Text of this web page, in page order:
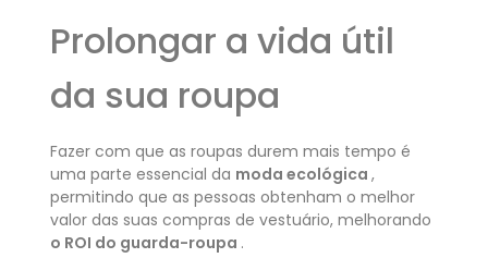
Prolongar a vida útil
da sua roupa
Fazer com que as roupas durem mais tempo é
uma parte essencial da moda ecológica ,
permitindo que as pessoas obtenham o melhor
valor das suas compras de vestuário, melhorando
o ROI do guarda-roupa .